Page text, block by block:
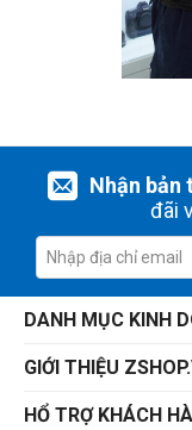
Nhận bản
đãi
DANH MỤC KINH
GIỚI THIỆU
HỔ TRỢ KHÁCH